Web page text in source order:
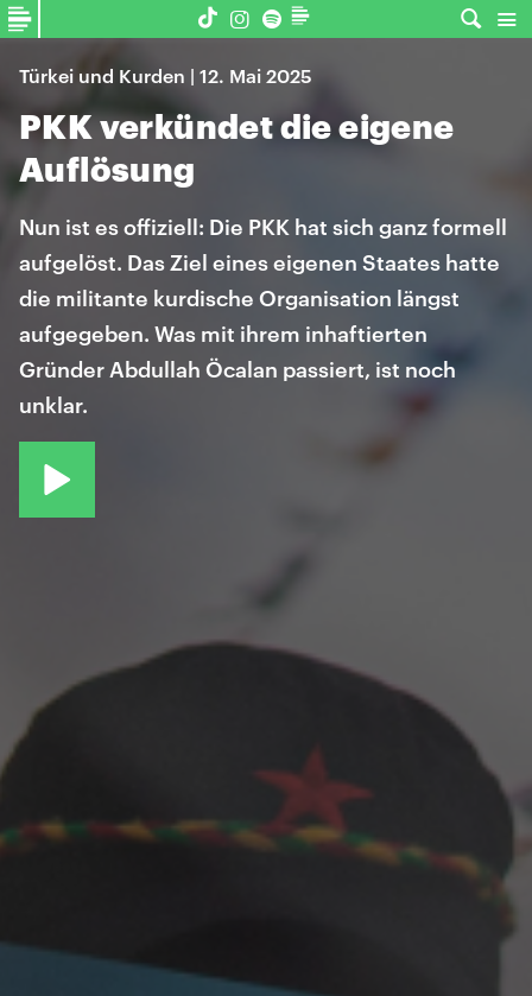
Türkei und Kurden | 12. Mai 2025
PKK verkündet die eigene
Auflösung
Nun ist es offiziell: Die PKK hat sich ganz formell
aufgelöst. Das Ziel eines eigenen Staates hatte
die militante kurdische Organisation längst
aufgegeben. Was mit ihrem inhaftierten
Gründer Abdullah Öcalan passiert, ist noch
unklar.